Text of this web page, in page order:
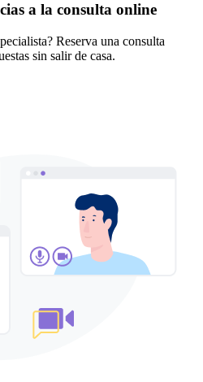
a la consulta online
Reserva una consulta
sin salir de casa.